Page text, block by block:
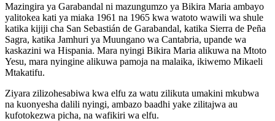
Mazingira ya Garabandal ni mazungumzo ya Bikira Maria ambayo
yalitokea kati ya miaka 1961 na 1965 kwa watoto wawili wa shule
katika kijiji cha San Sebastián de Garabandal, katika Sierra de Peña
Sagra, katika Jamhuri ya Muungano wa Cantabria, upande wa
kaskazini wa Hispania. Mara nyingi Bikira Maria alikuwa na Mtoto
Yesu, mara nyingine alikuwa pamoja na malaika, ikiwemo Mikaeli
Mtakatifu.
Ziyara zilizohesabiwa kwa elfu za watu zilikuta umakini mkubwa
na kuonyesha dalili nyingi, ambazo baadhi yake zilitajwa au
kufotokezwa picha, na wafikiri wa elfu.